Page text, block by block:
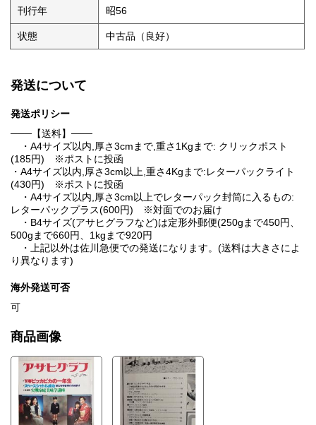
刊行年 昭56
状態 中古品（良好）
発送について
発送ポリシー
───【送料】───
・A4サイズ以内,厚さ3cmまで,重さ1Kgまで: クリックポスト
(185円) ※ポストに投函
・A4サイズ以内,厚さ3cm以上,重さ4Kgまで:レターパックライト
(430円) ※ポストに投函
・A4サイズ以内,厚さ3cm以上でレターパック封筒に入るもの:
レターパックプラス(600円) ※対面でのお届け
・B4サイズ(アサヒグラフなど)は定形外郵便(250gまで450円、
500gまで660円、1kgまで920円
・上記以外は佐川急便での発送になります。(送料は大きさによ
り異なります)
海外発送可否
可
商品画像